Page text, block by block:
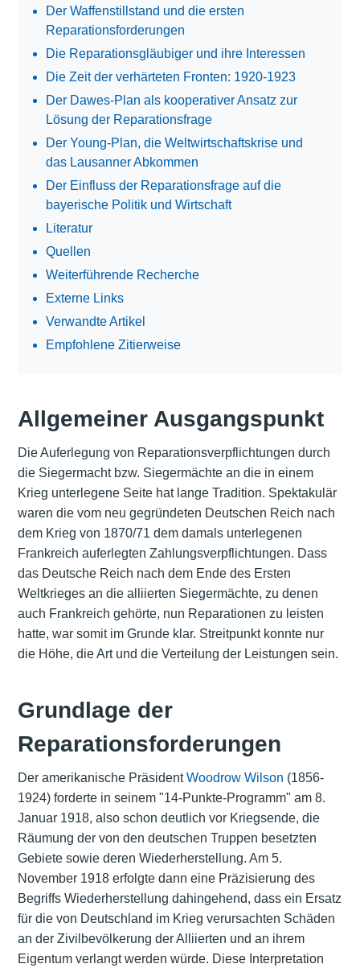
Der Waffenstillstand und die ersten
Reparationsforderungen
Die Reparationsgläubiger und ihre Interessen
Die Zeit der verhärteten Fronten: 1920-1923
Der Dawes-Plan als kooperativer Ansatz zur
Lösung der Reparationsfrage
Der Young-Plan, die Weltwirtschaftskrise und
das Lausanner Abkommen
Der Einfluss der Reparationsfrage auf die
bayerische Politik und Wirtschaft
Literatur
Quellen
Weiterführende Recherche
Externe Links
Verwandte Artikel
Empfohlene Zitierweise
Allgemeiner Ausgangspunkt
Die Auferlegung von Reparationsverpflichtungen durch
die Siegermacht bzw. Siegermächte an die in einem
Krieg unterlegene Seite hat lange Tradition. Spektakulär
waren die vom neu gegründeten Deutschen Reich nach
dem Krieg von 1870/71 dem damals unterlegenen
Frankreich auferlegten Zahlungsverpflichtungen. Dass
das Deutsche Reich nach dem Ende des Ersten
Weltkrieges an die alliierten Siegermächte, zu denen
auch Frankreich gehörte, nun Reparationen zu leisten
hatte, war somit im Grunde klar. Streitpunkt konnte nur
die Höhe, die Art und die Verteilung der Leistungen sein.
Grundlage der
Reparationsforderungen
Der amerikanische PräsidentWoodrow Wilson (1856-
1924) forderte in seinem "14-Punkte-Programm" am 8.
Januar 1918, also schon deutlich vor Kriegsende, die
Räumung der von den deutschen Truppen besetzten
Gebiete sowie deren Wiederherstellung. Am 5.
November 1918 erfolgte dann eine Präzisierung des
Begriffs Wiederherstellung dahingehend, dass ein Ersatz
für die von Deutschland im Krieg verursachten Schäden
an der Zivilbevölkerung der Alliierten und an ihrem
Eigentum verlangt werden würde. Diese Interpretation